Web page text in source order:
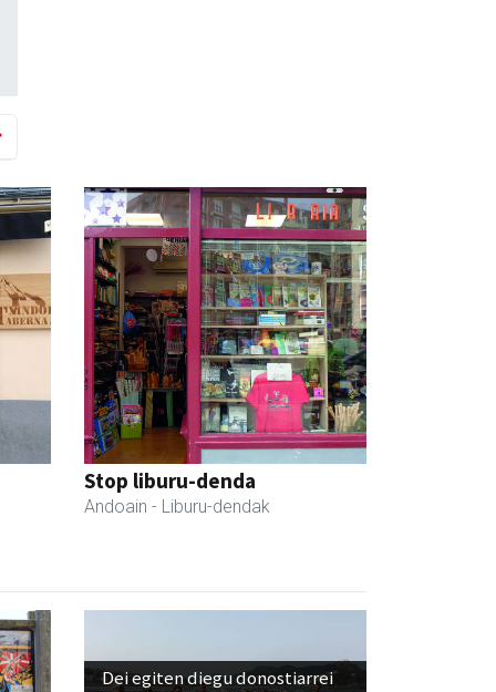
Stop liburu-denda
Andoain - Liburu-dendak
Dei egiten diegu donostiarrei